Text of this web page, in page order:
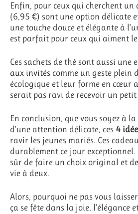
Enfin, pour ceux qui cherchent un
(6,95 €) sont une option délicate
une touche douce et élégante à
est parfait pour ceux qui aiment
Ces sachets de thé sont aussi une
aux invités comme un geste plein
écologique et leur forme en cœur
serait pas ravi de recevoir un
En conclusion, que vous soyez à
d’une attention délicate, ces 4
ravir les jeunes mariés. Ces
durablement ce jour exceptionnel.
sûr de faire un choix original et
vie à deux.
Alors, pourquoi ne pas vous
ça se fête dans la joie, l’élégance